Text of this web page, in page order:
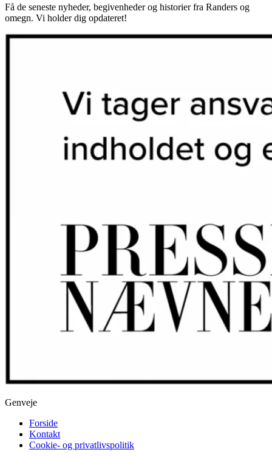
Få de seneste nyheder, begivenheder og historier fra Randers og
omegn. Vi holder dig opdateret!
Genveje
Forside
Kontakt
Cookie- og privatlivspolitik